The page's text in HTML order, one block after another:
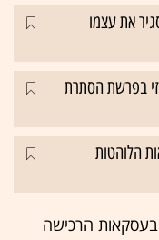
את עצמו
בפרשת הסתרת
הלוהטות
בעסקאות הרכישה